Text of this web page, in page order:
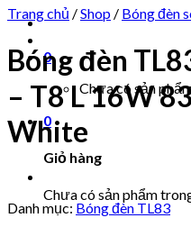
0
Chưa có sản
0
Giỏ hàng
Chưa có sản phẩm
Trang chủ /Shop / Bóng đèn
Bóng đèn
– T8 L 16W
White
Danh mục: Bóng đèn TL83